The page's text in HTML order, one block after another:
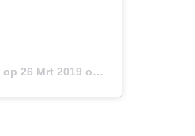
op 26 Mrt 2019 om 12:49 (PDT)